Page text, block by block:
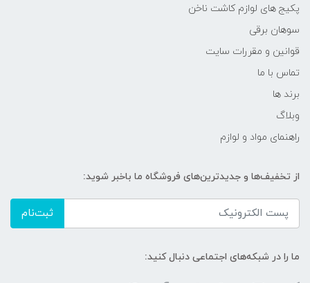
پکیج های لوازم کاشت ناخن
سوهان برقی
قوانین و مقررات سایت
تماس با ما
برند ها
وبلاگ
راهنمای مواد و لوازم
از تخفیف‌ها و جدیدترین‌های فروشگاه ما باخبر شوید:
ثبت‌نام
ما را در شبکه‌های اجتماعی دنبال کنید: